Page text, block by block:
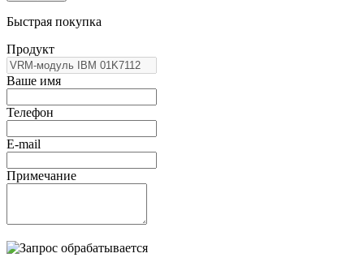
Быстрая покупка
Продукт
Ваше имя
Телефон
E-mail
Примечание